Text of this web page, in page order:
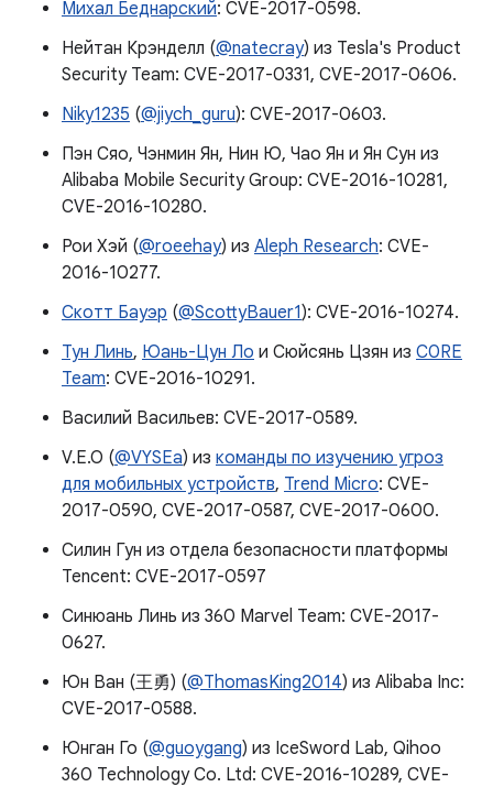
Михал Беднарский: CVE-2017-0598.
Нейтан Крэнделл (@natecray) из Tesla's Product
Security Team: CVE-2017-0331, CVE-2017-0606.
Niky1235 (@jiych_guru): CVE-2017-0603.
Пэн Сяо, Чэнмин Ян, Нин Ю, Чао Ян и Ян Сун из
Alibaba Mobile Security Group: CVE-2016-10281,
CVE-2016-10280.
Рои Хэй (@roeehay) из Aleph Research: CVE-
2016-10277.
Скотт Бауэр (@ScottyBauer1): CVE-2016-10274.
Тун Линь, Юань-Цун Ло и Сюйсянь Цзян из C0RE
Team: CVE-2016-10291.
Василий Васильев: CVE-2017-0589.
V.E.O (@VYSEa) из команды по изучению угроз
для мобильных устройств, Trend Micro: CVE-
2017-0590, CVE-2017-0587, CVE-2017-0600.
Силин Гун из отдела безопасности платформы
Tencent: CVE-2017-0597
Синюань Линь из 360 Marvel Team: CVE-2017-
0627.
Юн Ван (王勇) (@ThomasKing2014) из Alibaba Inc:
CVE-2017-0588.
Юнган Го (@guoygang) из IceSword Lab, Qihoo
360 Technology Co. Ltd: CVE-2016-10289, CVE-